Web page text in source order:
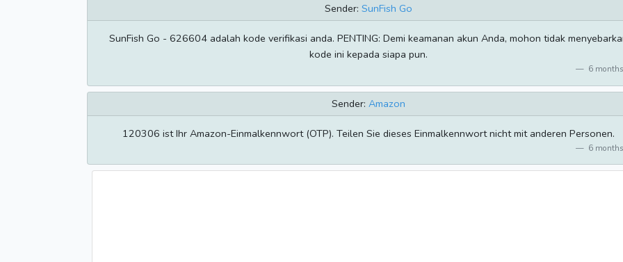
Sender: SunFish Go
SunFish Go - 626604 adalah kode verifikasi anda. PENTING: Demi keamanan akun Anda, mohon tidak
kode ini kepada siapa pun.
6
Sender: Amazon
120306 ist Ihr Amazon-Einmalkennwort (OTP). Teilen Sie dieses Einmalkennwort nicht mit anderen Personen.
6